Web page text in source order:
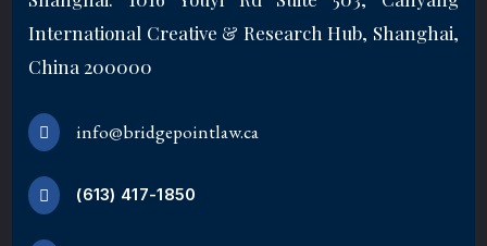
International Creative & Research Hub, Shanghai,
China 200000
info@bridgepointlaw.ca
(613) 417-1850